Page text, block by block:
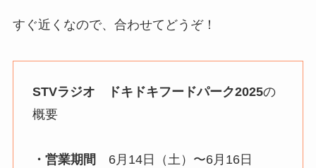
すぐ近くなので、合わせてどうぞ！
STVラジオ ドキドキフードパーク2025の
概要
・営業期間 6月14日（土）〜6月16日